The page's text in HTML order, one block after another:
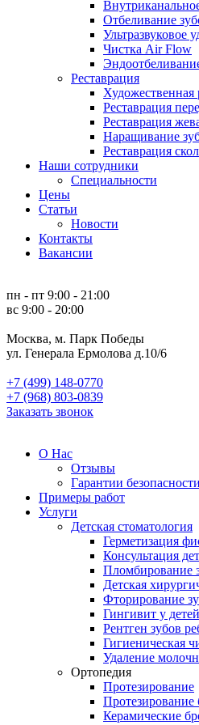
Отбеливание
Ультразвуковое
Чистка Air Flow
Реставрация
Художественная
Реставрация
Реставрация
Наращивание
Реставрация
Наши сотрудники
Специальности
Цены
Статьи
Новости
Контакты
Вакансии
пн - пт 9:00 - 21:00
вс 9:00 - 20:00
Москва, м. Парк Победы
ул. Генерала Ермолова д.10/6
+7 (499) 148-0770
+7 (968) 803-0839
Заказать звонок
О Нас
Отзывы
Гарантии безопасности
Примеры работ
Услуги
Детская стоматология
Герметизация
Консультация
Пломбирование
Детская
Фторирование
Гингивит у
Рентген зубов
Гигиеническая
Удаление
Ортопедия
Протезирование
Протезирование
Керамические